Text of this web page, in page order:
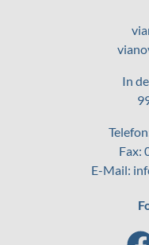
In
Fax:
E-Mail: